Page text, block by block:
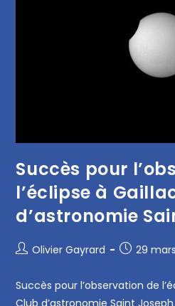
Succès pour
l’éclipse à
d’astronomie
Olivier Gayrard 29
Succès pour l’observation de